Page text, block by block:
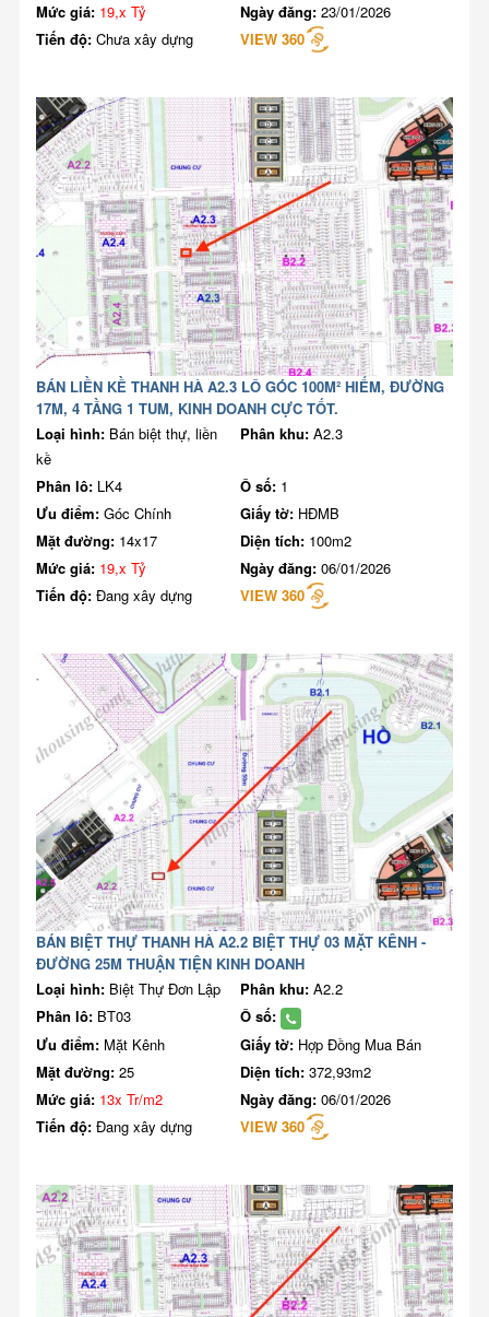
Mức giá: 19,x Tỷ Ngày đăng: 23/01/2026
Tiến độ: Chưa xây dựng VIEW 360
BÁN LIỀN KỀ THANH HÀ A2.3 LÔ GÓC 100M² HIẾM, ĐƯỜNG
17M, 4 TẦNG 1 TUM, KINH DOANH CỰC TỐT.
Loại hình: Bán biệt thự, liền
kề
Phân khu: A2.3
Phân lô: LK4 Ô số: 1
Ưu điểm: Góc Chính Giấy tờ: HĐMB
Mặt đường: 14x17 Diện tích: 100m2
Mức giá: 19,x Tỷ Ngày đăng: 06/01/2026
Tiến độ: Đang xây dựng VIEW 360
BÁN BIỆT THỰ THANH HÀ A2.2 BIỆT THỰ 03 MẶT KÊNH -
ĐƯỜNG 25M THUẬN TIỆN KINH DOANH
Loại hình: Biệt Thự Đơn Lập Phân khu: A2.2
Phân lô: BT03
Ô số:
Ưu điểm: Mặt Kênh Giấy tờ: Hợp Đồng Mua Bán
Mặt đường: 25 Diện tích: 372,93m2
Mức giá: 13x Tr/m2 Ngày đăng: 06/01/2026
Tiến độ: Đang xây dựng VIEW 360